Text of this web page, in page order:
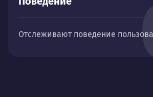
Отслеживают поведение